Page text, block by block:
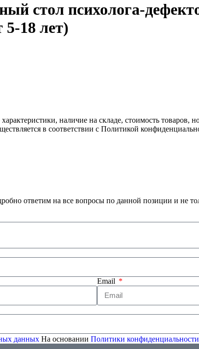
стол психолога-
18 лет)
наличие на складе, стоимость
в соответствии с Политикой
ответим на все вопросы по данной позиции и не
Email
данных На основании Политики конфиденциальности